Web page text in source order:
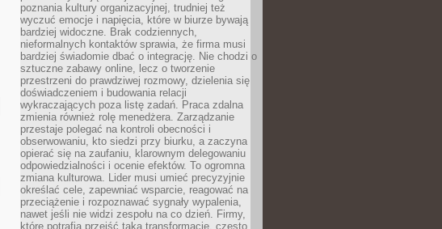
poznania kultury organizacyjnej, trudniej też
wyczuć emocje i napięcia, które w biurze bywają
bardziej widoczne. Brak codziennych,
nieformalnych kontaktów sprawia, że firma musi
bardziej świadomie dbać o integrację. Nie chodzi o
sztuczne zabawy online, lecz o tworzenie
przestrzeni do prawdziwej rozmowy, dzielenia się
doświadczeniem i budowania relacji
wykraczających poza listę zadań. Praca zdalna
zmienia również rolę menedżera. Zarządzanie
przestaje polegać na kontroli obecności i
obserwowaniu, kto siedzi przy biurku, a zaczyna
opierać się na zaufaniu, klarownym delegowaniu
odpowiedzialności i ocenie efektów. To ogromna
zmiana kulturowa. Lider musi umieć precyzyjnie
określać cele, zapewniać wsparcie, reagować na
przeciążenie i rozpoznawać sygnały wypalenia,
nawet jeśli nie widzi zespołu na co dzień. Firmy,
które potrafią przejść taką transformację, często